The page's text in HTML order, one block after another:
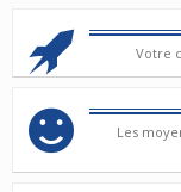
Votre
Les